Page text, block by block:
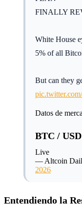
FINALLY
White House
5% of all
But can they
Datos de
BTC /
Live
— Altcoin
2026
Entendiendo la